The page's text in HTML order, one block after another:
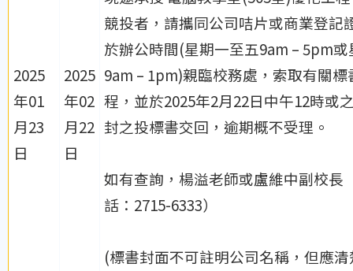
2025
年01
月23
日
2025
年02
月22
日
競投者，請攜同公司咭片或商業登記
於辦公時間(星期一至五9am – 5pm
9am – 1pm)親臨校務處，索取有關標
程，並於2025年2月22日中午12時或
封之投標書交回，逾期概不受理。
如有查詢，楊溢老師或盧維中副校長
話：2715-6333）
(標書封面不可註明公司名稱，但應